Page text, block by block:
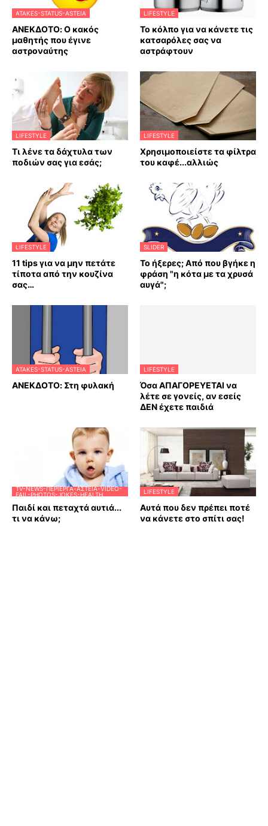
ATAKES-STATUS-ASTEIA
ΑΝΕΚΔΟΤΟ: Ο κακός
μαθητής που έγινε
αστροναύτης
LIFESTYLE
Το κόλπο για να κάνετε τις
κατσαρόλες σας να
αστράφτουν
LIFESTYLE
Τι λένε τα δάχτυλα των
ποδιών σας για εσάς;
LIFESTYLE
Χρησιμοποιείστε τα φίλτρα
του καφέ...αλλιώς
LIFESTYLE
11 tips για να μην πετάτε
τίποτα από την κουζίνα
σας…
SLIDER
Το ήξερες; Από που βγήκε η
φράση "η κότα με τα χρυσά
αυγά";
ATAKES-STATUS-ASTEIA
ΑΝΕΚΔΟΤΟ: Στη φυλακή
LIFESTYLE
Όσα ΑΠΑΓΟΡΕΥΕΤΑΙ να
λέτε σε γονείς, αν εσείς
ΔΕΝ έχετε παιδιά
TV-NEWS-ΠΕΡΊΕΡΓΑ-ΑΣΤΕΊΑ-VIDEO-
FAIL-PHOTOS-JOKES-HEALTH
Παιδί και πεταχτά αυτιά...
τι να κάνω;
LIFESTYLE
Αυτά που δεν πρέπει ποτέ
να κάνετε στο σπίτι σας!